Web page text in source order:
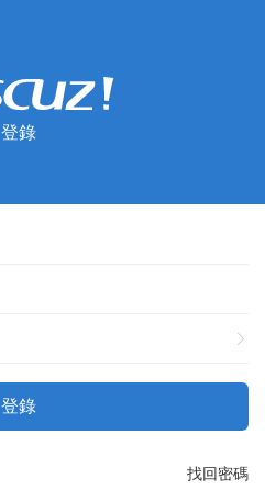
登錄
登錄
找回密碼